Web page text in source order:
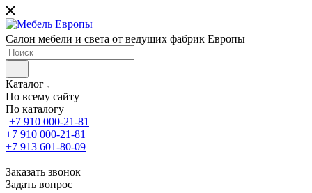
Салон мебели и света от ведущих фабрик Европы
Каталог
По всему сайту
По каталогу
+7 910 000-21-81
+7 910 000-21-81
+7 913 601-80-09
Заказать звонок
Задать вопрос